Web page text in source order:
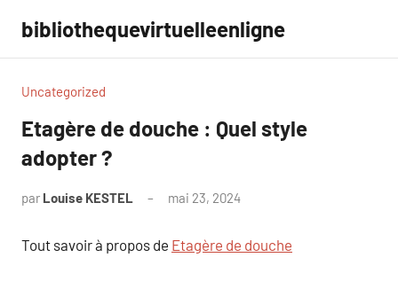
contenu
bibliothequevirtuelleenligne
Uncategorized
Etagère de douche : Quel style
adopter ?
par Louise KESTEL mai 23, 2024
Tout savoir à propos de Etagère de douche